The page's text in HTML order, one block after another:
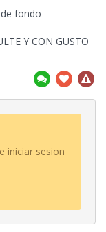
fondo
Y CON GUSTO
iniciar sesion